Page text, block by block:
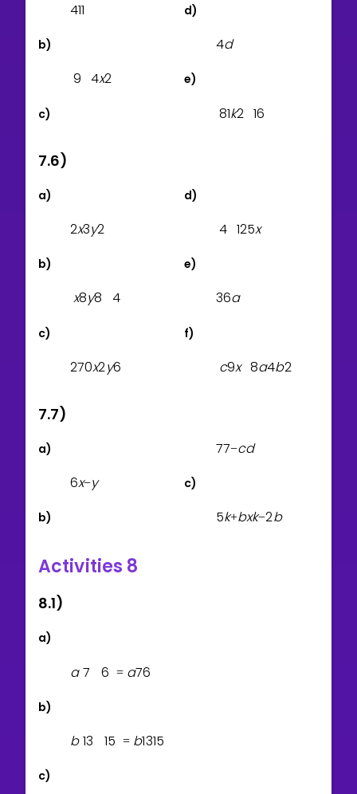
411
b)
9 4x2
c)
d)
4d
e)
81k2 16
7.6)
a)
2x3y2
b)
x8y8 4
c)
270x2y6
d)
4 125x
e)
36a
f)
c9x 8a4b2
7.7)
a)
6x−y
b)
77−cd
c)
5k+bxk−2b
Activities 8
8.1)
a)
a 7 6 = a76
b)
b 13 15 = b1315
c)